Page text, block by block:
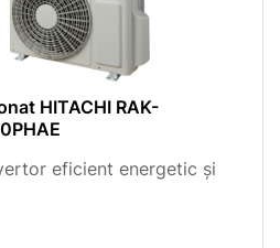
HITACHI RAK-
eficient energetic și